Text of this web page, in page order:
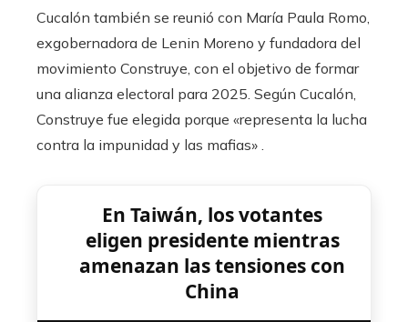
Cucalón también se reunió con María Paula Romo,
exgobernadora de Lenin Moreno y fundadora del
movimiento Construye, con el objetivo de formar
una alianza electoral para 2025. Según Cucalón,
Construye fue elegida porque «representa la lucha
contra la impunidad y las mafias» .
En Taiwán, los votantes
eligen presidente mientras
amenazan las tensiones con
China